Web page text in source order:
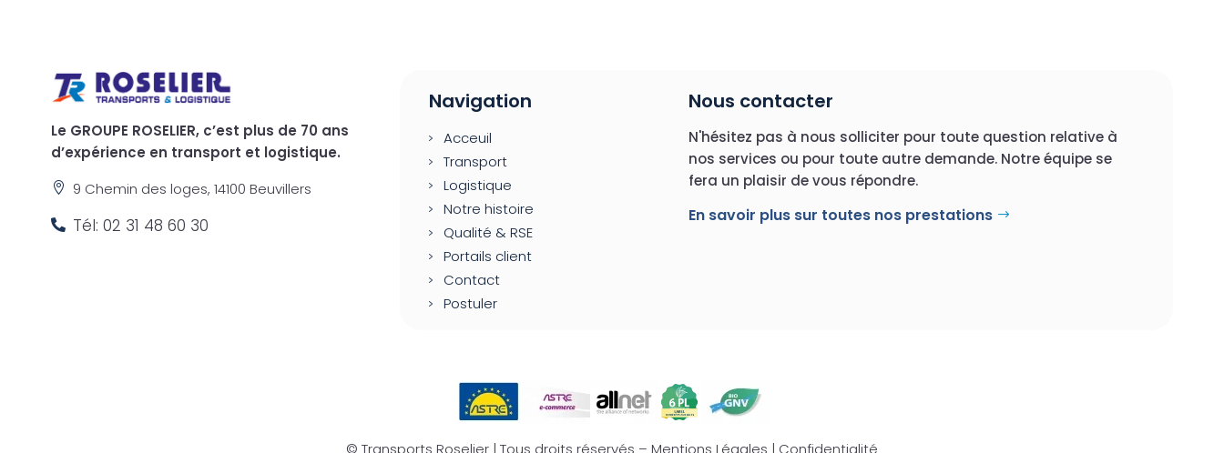
Le GROUPE ROSELIER, c’est plus de 70 ans
d’expérience en transport et logistique.
 9 Chemin des loges, 14100 Beuvillers
 Tél: 02 31 48 60 30
Navigation
Acceuil
Transport
Logistique
Notre histoire
Qualité & RSE
Portails client
Contact
Postuler
Nous contacter
N'hésitez pas à nous solliciter pour toute question relative à
nos services ou pour toute autre demande. Notre équipe se
fera un plaisir de vous répondre.
En savoir plus sur toutes nos prestations
© Transports Roselier | Tous droits réservés – Mentions Légales | Confidentialité